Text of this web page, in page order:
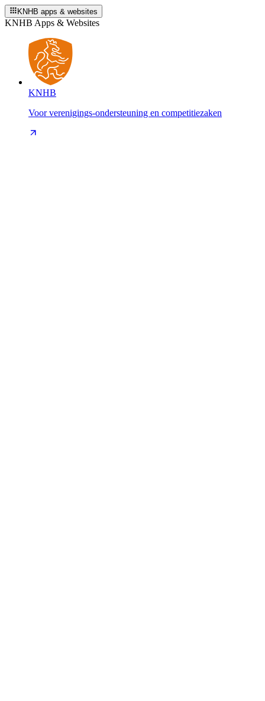
KNHB apps & websites
KNHB Apps & Websites
KNHB
Voor verenigings-ondersteuning en competitiezaken